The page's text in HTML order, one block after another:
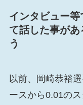
インタビュー
て話した事があ
う
以前、岡崎恭裕
ースから0.01の